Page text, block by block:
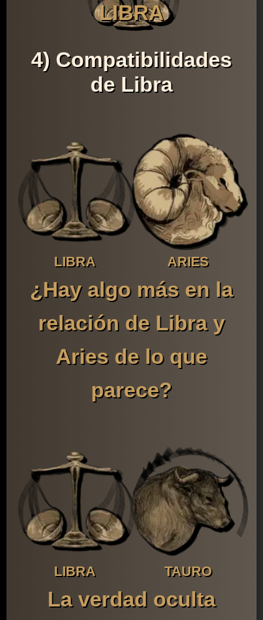
LIBRA
4) Compatibilidades
de Libra
LIBRA ARIES
¿Hay algo más en la
relación de Libra y
Aries de lo que
parece?
LIBRA TAURO
La verdad oculta